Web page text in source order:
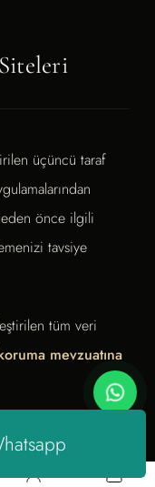
üçüncü taraf
önce ilgili
tavsiye
tüm veri
mevzuatına